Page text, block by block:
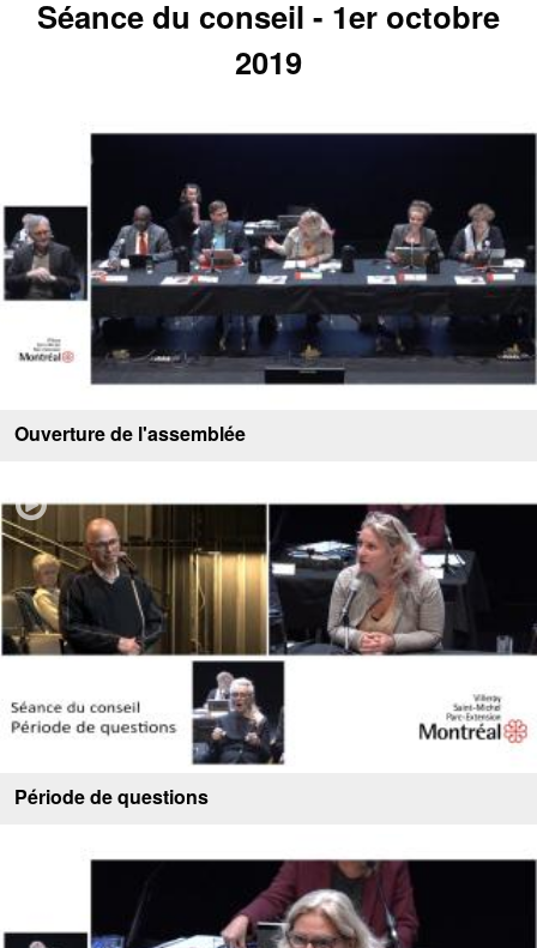
Séance du conseil - 1er octobre
2019
Ouverture de l'assemblée
Période de questions